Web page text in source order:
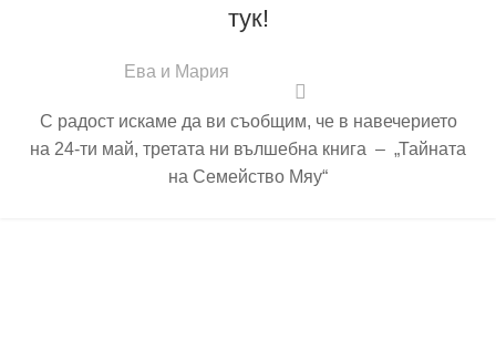
тук!
Ева и Мария
С радост искаме да ви съобщим, че в навечерието
на 24-ти май, третата ни вълшебна книга – „Тайната
на Семейство Мяу“